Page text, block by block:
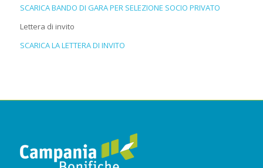
SCARICA BANDO DI GARA PER SELEZIONE SOCIO PRIVATO
Lettera di invito
SCARICA LA LETTERA DI INVITO